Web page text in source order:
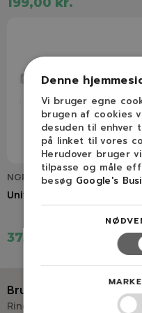
NGP2505022
Universal benzinfilter
37,50 kr.
Brug for hjælp?
Ring eller skriv til
Denne
Vi bruger egne
brugen af cookies
desuden til
på linket til vores
Herudover bruger
tilpasse og måle
besøg Google's